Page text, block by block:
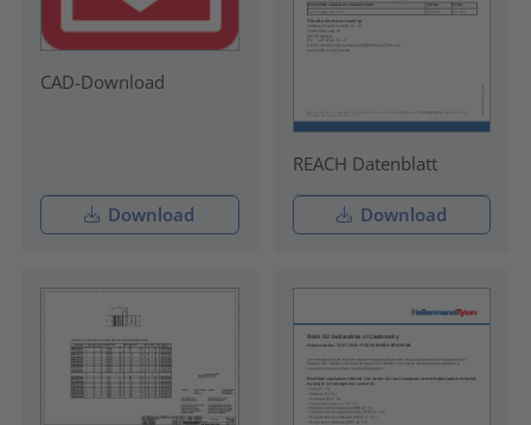
CAD-Download
Download
REACH Datenblatt
Download